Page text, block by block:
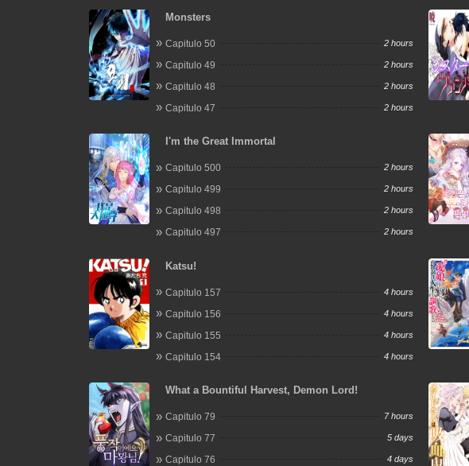
Monsters
Capitulo 50 2 hours
Capitulo 49 2 hours
Capitulo 48 2 hours
Capitulo 47 2 hours
I'm the Great Immortal
Capitulo 500 2 hours
Capitulo 499 2 hours
Capitulo 498 2 hours
Capitulo 497 2 hours
Katsu!
Capitulo 157 4 hours
Capitulo 156 4 hours
Capitulo 155 4 hours
Capitulo 154 4 hours
What a Bountiful Harvest, Demon Lord!
Capitulo 79 7 hours
Capitulo 77 5 days
Capitulo 76 4 days